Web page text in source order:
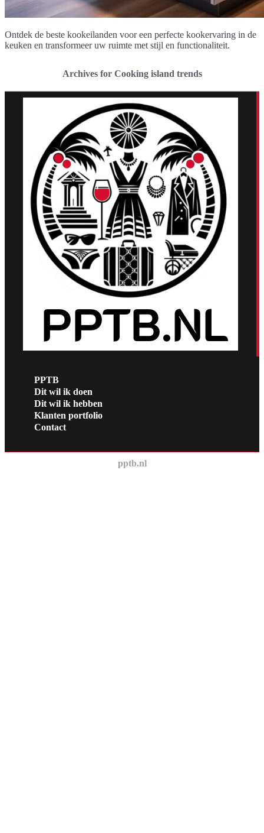
Ontdek de beste kookeilanden voor een perfecte kookervaring in de
keuken en transformeer uw ruimte met stijl en functionaliteit.
Archives for Cooking island trends
PPTB
Dit wil ik doen
Dit wil ik hebben
Klanten portfolio
Contact
pptb.nl